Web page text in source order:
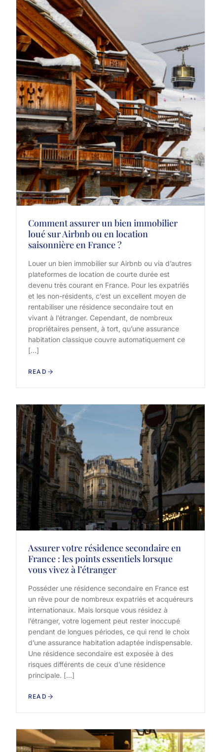
Comment assurer un bien immobilier
loué sur Airbnb ou en location
saisonnière en France ?
Louer un bien immobilier sur Airbnb ou via d’autres
plateformes de location de courte durée est
devenu très courant en France. Pour les expatriés
et les non-résidents, c’est un excellent moyen de
rentabiliser une résidence secondaire tout en
vivant à l’étranger. Cependant, de nombreux
propriétaires pensent, à tort, qu’une assurance
habitation classique couvre automatiquement ce
[…]
READ
Assurer votre résidence secondaire en
France : les points essentiels lorsque
vous vivez à l’étranger
Posséder une résidence secondaire en France est
un rêve pour de nombreux expatriés et acquéreurs
internationaux. Mais lorsque vous résidez à
l’étranger, votre logement peut rester inoccupé
pendant de longues périodes, ce qui rend le choix
d’une assurance habitation adaptée indispensable.
Une résidence secondaire est exposée à des
risques différents de ceux d’une résidence
principale. […]
READ